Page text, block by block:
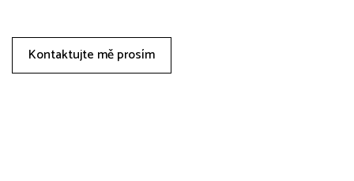
Kontaktujte mě prosím